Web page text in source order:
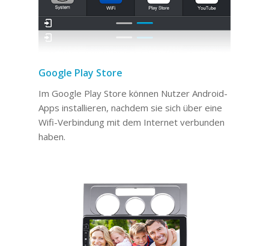
Google Play Store
Im Google Play Store können Nutzer Android-
Apps installieren, nachdem sie sich über eine
Wifi-Verbindung mit dem Internet verbunden
haben.